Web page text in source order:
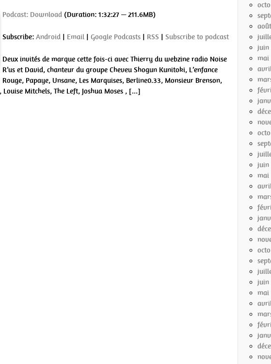
Podcast: Download (Duration: 1:32:27 — 211.6MB)
Subscribe: Android Email Google Podcasts RSS Subscribe to podcast
Deux invités de marque cette fois-ci avec Thierry du webzine radio Noise
R’us et David, chanteur du groupe Cheveu Shogun Kunitoki, L’enfance
Rouge, Papaye, Unsane, Les Marquises, Berline0.33, Monsieur Brenson,
Louise Mitchels, The Left, Joshua Moses , […]
juin
mai
juin
mai
juin
mai